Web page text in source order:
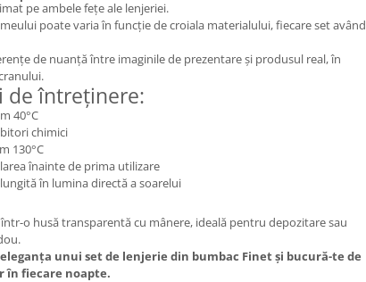
pe ambele fețe ale lenjeriei.
poate varia în funcție de croiala materialului, fiecare set având
de nuanță între imaginile de prezentare și produsul real, în
de întreținere:
40°C
chimici
130°C
înainte de prima utilizare
în lumina directă a soarelui
o husă transparentă cu mânere, ideală pentru depozitare sau
unui set de lenjerie din bumbac Finet și bucură-te de
în fiecare noapte.